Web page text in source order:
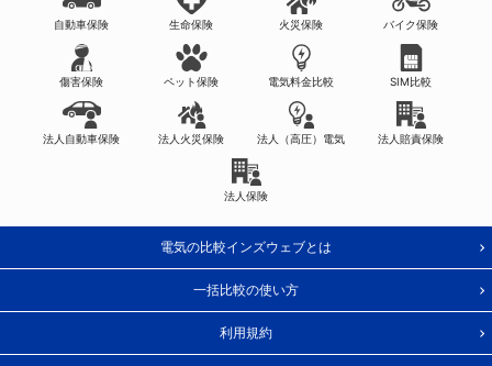
自動車保険 生命保険 火災保険 バイク保険
傷害保険 ペット保険 電気料金比較 SIM比較
法人自動車保険 法人火災保険 法人（高圧）電気 法人賠責保険
法人保険
電気の比較インズウェブとは
一括比較の使い方
利用規約